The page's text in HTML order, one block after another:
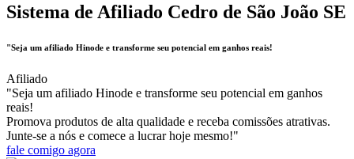
Sistema de Afiliado Cedro de São João SE
"Seja um afiliado Hinode e transforme seu potencial em ganhos reais!
Afiliado
"Seja um afiliado Hinode e transforme seu potencial em ganhos
reais!
Promova produtos de alta qualidade e receba comissões atrativas.
Junte-se a nós e comece a lucrar hoje mesmo!"
fale comigo agora